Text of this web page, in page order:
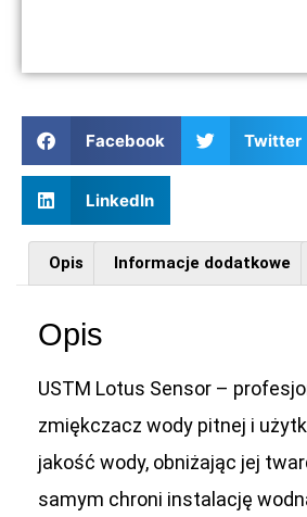
Facebook Twitter
LinkedIn
Opis Informacje dodatkowe
Opis
USTM Lotus Sensor –
zmiękczacz wody pitnej i
jakość wody, obniżając jej
samym chroni instalację